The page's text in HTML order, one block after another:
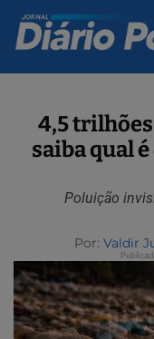
4,5
saiba qual
Poluição
Por: Valdir